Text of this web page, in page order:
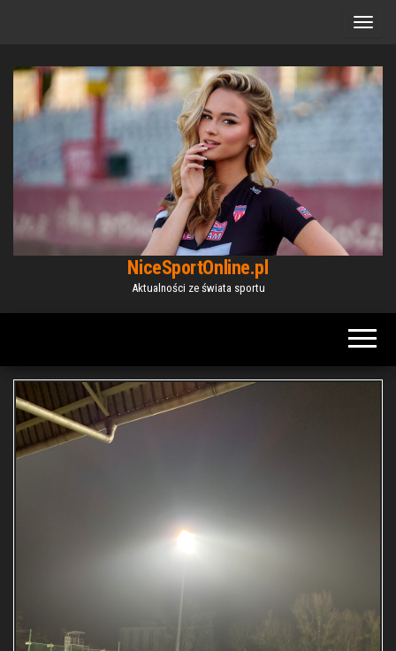
NiceSportOnline.pl
Aktualności ze świata sportu